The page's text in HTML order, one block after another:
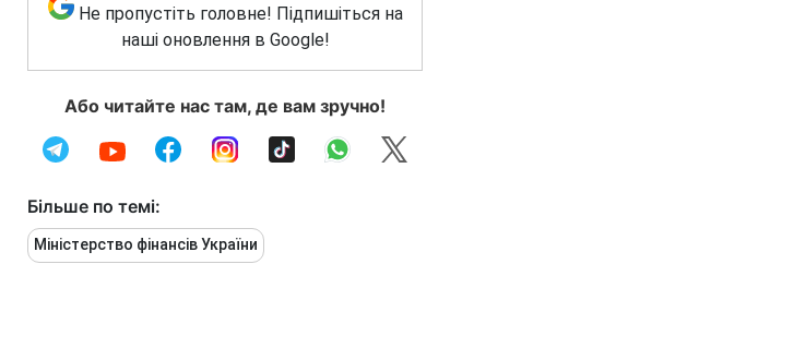
Не пропустіть головне! Підпишіться на
наші оновлення в Google!
Або читайте нас там, де вам зручно!
Більше по темі:
Міністерство фінансів України